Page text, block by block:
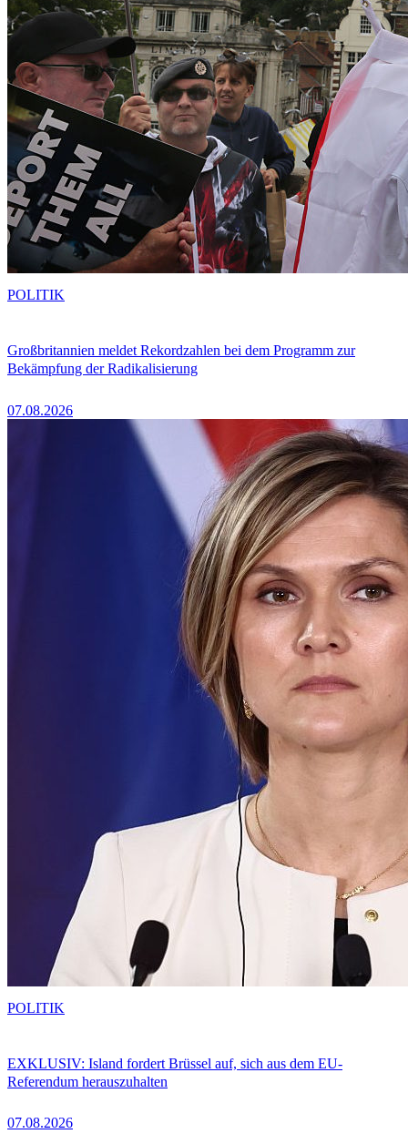
Großbritannien meldet Rekordzahlen bei dem Programm zur
Bekämpfung der Radikalisierung
07.08.2026
POLITIK
EXKLUSIV: Island fordert Brüssel auf, sich aus dem EU-
Referendum herauszuhalten
07.08.2026
POLITIK